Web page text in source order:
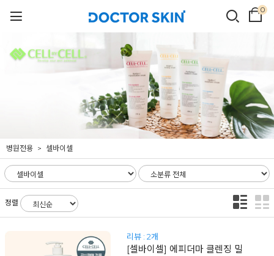
0
병원전용 셀바이셀
정렬
리뷰 : 2개
[셀바이셀] 에피더마 클렌징 밀